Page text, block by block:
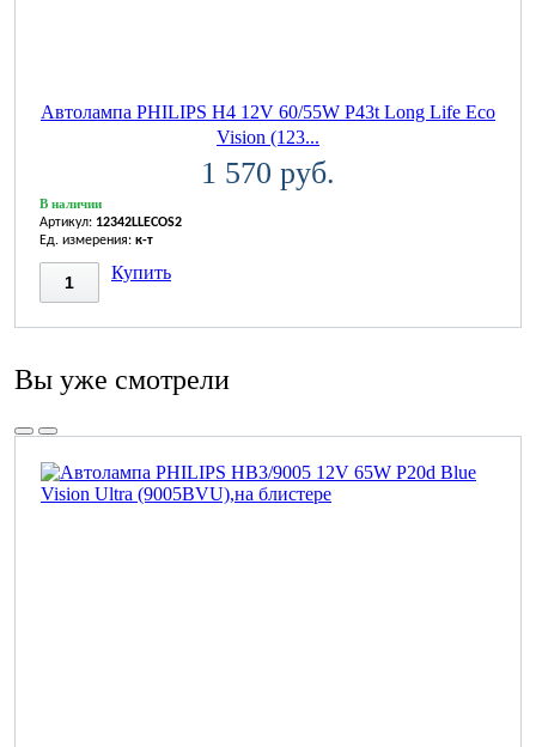
Автолампа PHILIPS H4 12V 60/55W P43t Long Life Eco
Vision (123...
1 570 руб.
В наличии
Артикул: 12342LLECOS2
Ед. измерения: к-т
Купить
Вы уже смотрели